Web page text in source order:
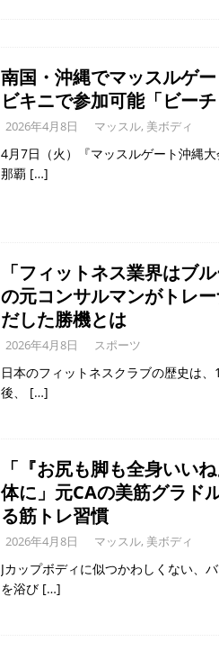
南国・沖縄でマッスルゲ
ビキニで参加可能「ビー
2026年4月8日 マッスル, 美ボディ
4月7日（火）『マッスルゲート沖縄
那覇 […]
「フィットネス業界はブ
の元コンサルマンがトレ
だした勝機とは
2026年4月8日 スポーツ
日本のフィットネスクラブの歴史は
後、 […]
「『お尻も脚も全身いい
体に」元CAの美筋グラド
る筋トレ習慣
2026年4月8日 マッスル, 美ボディ
Jカップボディに似つかわしくない、
を浴び […]